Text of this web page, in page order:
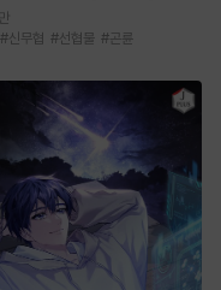
#신무협 #선협물 #곤륜